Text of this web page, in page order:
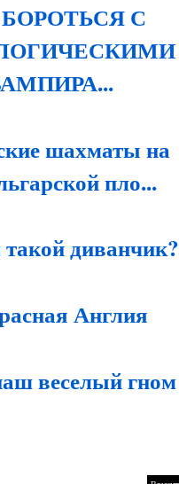
С
шахматы на
пло...
диванчик?
Англия
веселый гном